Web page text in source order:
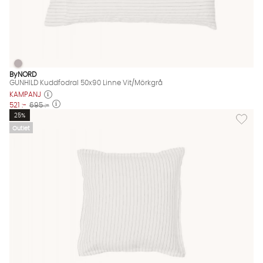
GUNHILD Kuddfodral 50x90 Linne Vit/Mörkgrå Finns även i
GUNHILD Kuddfodral 50x90 Linne Vit/Mörkgrå
ByNORD
GUNHILD Kuddfodral 50x90 Linne Vit/Mörkgrå
KAMPANJ
521 :- 695 :-
Outlet
Lägg
25%